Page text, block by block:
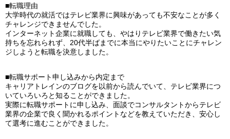
■転職理由
大学時代の就活ではテレビ業界に興味があっても不安なことが多く
チャレンジできませんでした。
インターネット企業に就職しても、やはりテレビ業界で働きたい気
持ちを忘れられず、20代半ばまでに本当にやりたいことにチャレン
ジしようと転職を決意しました。
■転職サポート申し込みから内定まで
キャリアトレインのブログを以前から読んでいて、テレビ業界につ
いていろいろと知ることができました。
実際に転職サポートに申し込み、面談でコンサルタントからテレビ
業界の企業で良く聞かれるポイントなどを教えていただき、安心し
て選考に進むことができました。